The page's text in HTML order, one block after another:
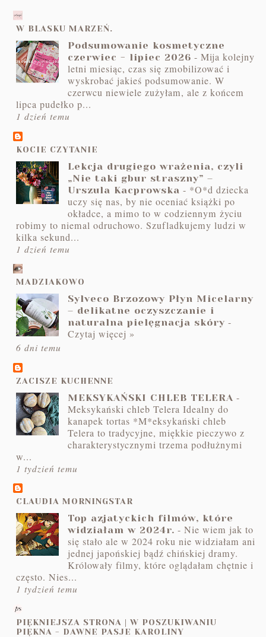
W BLASKU MARZEŃ.
Podsumowanie kosmetyczne
czerwiec - lipiec 2026 -Mija kolejny
letni miesiąc, czas się zmobilizować i
wyskrobać jakieś podsumowanie. W
czerwcu niewiele zużyłam, ale z końcem
lipca pudełko p...
1 dzień temu
KOCIE CZYTANIE
Lekcja drugiego wrażenia, czyli
„Nie taki gbur straszny” –
Urszula Kacprowska - *O*d dziecka
uczy się nas, by nie oceniać książki po
okładce, a mimo to w codziennym życiu
robimy to niemal odruchowo. Szufladkujemy ludzi w
kilka sekund...
1 dzień temu
MADZIAKOWO
Sylveco Brzozowy Płyn Micelarny
– delikatne oczyszczanie i
naturalna pielęgnacja skóry -
Czytaj więcej »
6 dni temu
ZACISZE KUCHENNE
MEKSYKAŃSKI CHLEB TELERA -
Meksykański chleb Telera Idealny do
kanapek tortas *M*eksykański chleb
Telera to tradycyjne, miękkie pieczywo z
charakterystycznymi trzema podłużnymi
w...
1 tydzień temu
CLAUDIA MORNINGSTAR
Top azjatyckich filmów, które
widziałam w 2024r. -Nie wiem jak to
się stało ale w 2024 roku nie widziałam ani
jednej japońskiej bądź chińskiej dramy.
Królowały filmy, które oglądałam chętnie i
często. Nies...
1 tydzień temu
PIĘKNIEJSZA STRONA | W POSZUKIWANIU
PIĘKNA - DAWNE PASJE KAROLINY